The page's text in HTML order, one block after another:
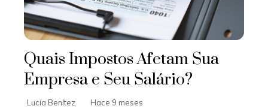
Quais Impostos Afetam Sua
Empresa e Seu Salário?
Lucía Benítez Hace 9 meses